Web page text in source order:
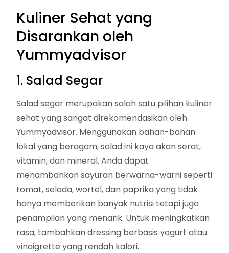
Kuliner Sehat yang
Disarankan oleh
Yummyadvisor
1. Salad Segar
Salad segar merupakan salah satu pilihan kuliner
sehat yang sangat direkomendasikan oleh
Yummyadvisor. Menggunakan bahan-bahan
lokal yang beragam, salad ini kaya akan serat,
vitamin, dan mineral. Anda dapat
menambahkan sayuran berwarna-warni seperti
tomat, selada, wortel, dan paprika yang tidak
hanya memberikan banyak nutrisi tetapi juga
penampilan yang menarik. Untuk meningkatkan
rasa, tambahkan dressing berbasis yogurt atau
vinaigrette yang rendah kalori.